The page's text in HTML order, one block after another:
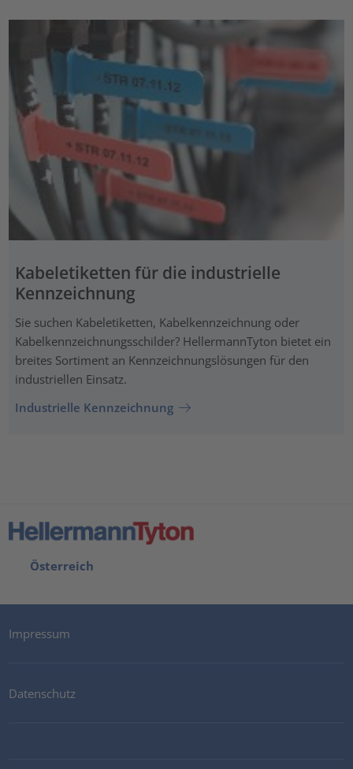
Kabeletiketten für die industrielle
Kennzeichnung
Sie suchen Kabeletiketten, Kabelkennzeichnung oder
Kabelkennzeichnungsschilder? HellermannTyton bietet ein
breites Sortiment an Kennzeichnungslösungen für den
industriellen Einsatz.
Industrielle Kennzeichnung
Österreich
Impressum
Datenschutz